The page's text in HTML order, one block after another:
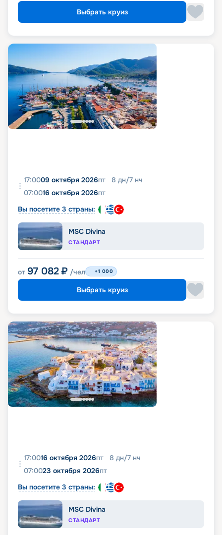
Выбрать круиз
17:0009 октября 2026пт 8 дн/7 нч
07:0016 октября 2026пт
Вы посетите 3 страны:
MSC Divina
СТАНДАРТ
от 97 082 ₽ /чел +1 000
Выбрать круиз
17:0016 октября 2026пт 8 дн/7 нч
07:0023 октября 2026пт
Вы посетите 3 страны:
MSC Divina
СТАНДАРТ